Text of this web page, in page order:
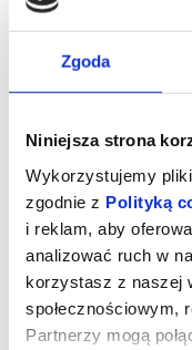
Zgoda
Niniejsza strona
Wykorzystujemy
zgodnie z Polityką
i reklam, aby
analizować ruch w
korzystasz z naszej
społecznościowym,
Partnerzy mogą